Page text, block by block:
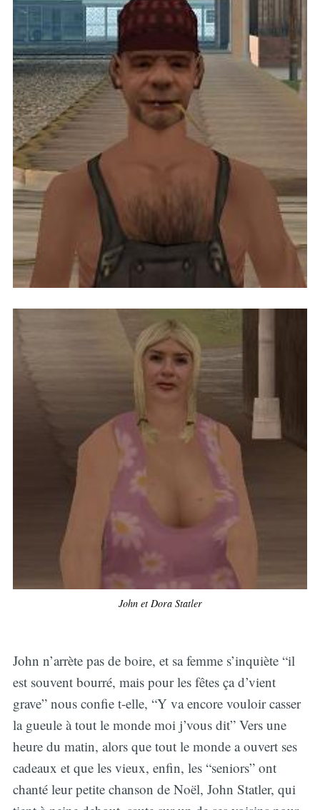
John et Dora Statler
John n’arrète pas de boire, et sa femme s’inquiète “il
est souvent bourré, mais pour les fêtes ça d’vient
grave” nous confie t-elle, “Y va encore vouloir casser
la gueule à tout le monde moi j’vous dit” Vers une
heure du matin, alors que tout le monde a ouvert ses
cadeaux et que les vieux, enfin, les “seniors” ont
chanté leur petite chanson de Noël, John Statler, qui